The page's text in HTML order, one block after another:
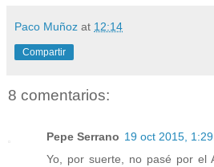
Paco Muñoz at 12:14
Compartir
8 comentarios:
Pepe Serrano 19 oct 2015,
Yo, por suerte, no pasé por el